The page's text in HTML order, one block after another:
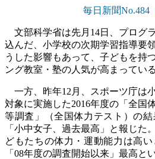
毎日新聞No.484
文部科学省は先月 14日、プログ
込んだ、小学校の次期学習指導要
うした影響もあって、子どもを持
ング教室・塾の人気が高まっている
一方、昨年12 月、スポーツ庁は
対象に実施した2016年度の「全国
等調査」（全国体力テスト）の
「小中女子、過去最高」と報じた
どもたちの体力・運動能力は高い
「 08年度の調査開始以来」最高と